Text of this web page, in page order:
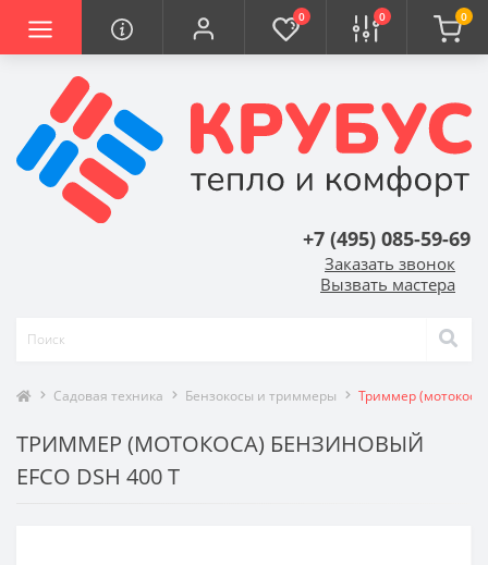
0 0 0
+7 (495) 085-59-69
Заказать звонок
Вызвать мастера
Садовая техника Бензокосы и триммеры Триммер
ТРИММЕР (МОТОКОСА) БЕНЗИНОВЫЙ
EFCO DSH 400 T